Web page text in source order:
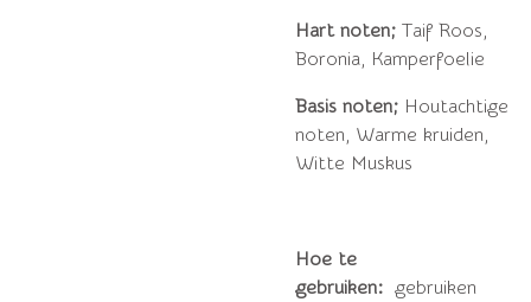
Hart noten; Taif Roos,
Boronia, Kamperfoelie
Basis noten; Houtachtige
noten, Warme kruiden,
Witte Muskus
Hoe te
gebruiken: gebruiken